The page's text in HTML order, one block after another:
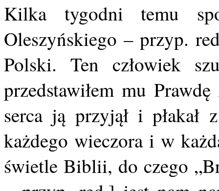
Kilka tygodni temu
Oleszyńskiego – przyp.
Polski. Ten człowiek
przedstawiłem mu
serca ją przyjął i płakał
każdego wieczora i w
świetle Biblii, do czego